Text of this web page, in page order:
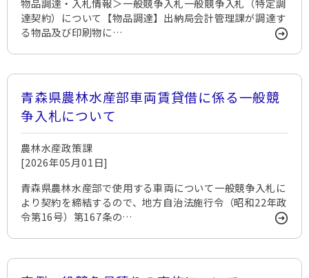
物品調達・入札情報＞一般競争入札一般競争入札（特定調
達契約）について【物品調達】出納局会計管理課が調達す
る物品及び印刷物に…
青森県農林水産部車両賃貸借に係る一般競
争入札について
農林水産政策課
[2026年05月01日]
青森県農林水産部で使用する車両について一般競争入札に
より契約を締結するので、地方自治法施行令（昭和22年政
令第16号）第167条の…